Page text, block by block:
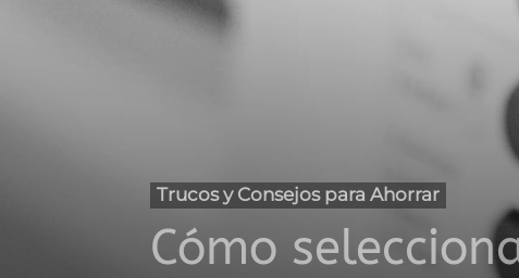
Trucos y Consejos para Ahorrar
Cómo